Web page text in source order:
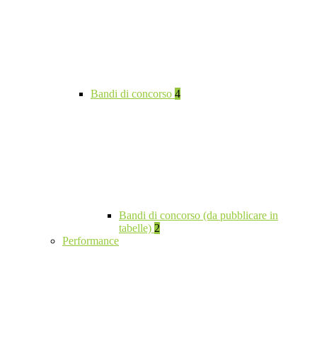
Bandi di concorso 4
Bandi di concorso (da pubblicare in
tabelle) 2
Performance